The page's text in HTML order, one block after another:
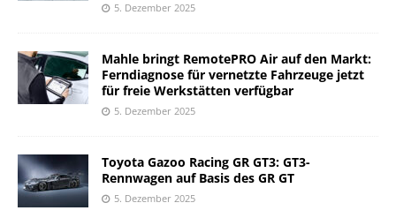
5. Dezember 2025
Mahle bringt RemotePRO Air auf den Markt:
Ferndiagnose für vernetzte Fahrzeuge jetzt
für freie Werkstätten verfügbar
5. Dezember 2025
Toyota Gazoo Racing GR GT3: GT3-
Rennwagen auf Basis des GR GT
5. Dezember 2025